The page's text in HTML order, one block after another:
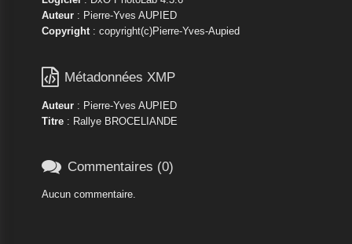
Auteur: Pierre-Yves AUPIED
Copyright: copyright(c)Pierre-Yves-Aupied
 Métadonnées XMP
Auteur: Pierre-Yves AUPIED
Titre: Rallye BROCELIANDE
 Commentaires (0)
Aucun commentaire.